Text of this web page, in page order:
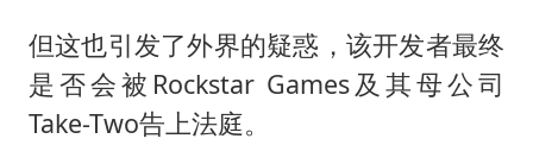
但这也引发了外界的疑惑，该开发者最终
是否会被Rockstar Games及其母公司
Take-Two告上法庭。